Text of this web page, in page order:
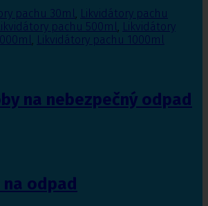
pachu 30ml, Likvidátory pachu
pachu 500ml, Likvidátory
, Likvidátory pachu 1000ml
na nebezpečný odpad
odpad